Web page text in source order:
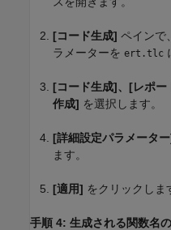
[コード生成] ペインで、
ラメーターを ert.tlc
[コード生成]、[レポー
作成] を選択します。
[詳細設定パラメータ
ます。
[適用] をクリックしま
手順 4: 生成される関数名